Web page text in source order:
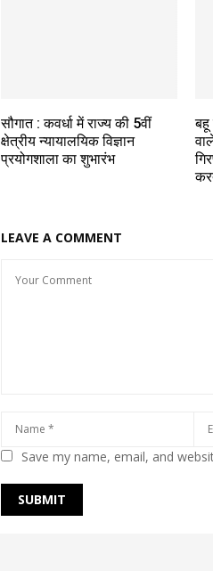
सौगात : कवर्धा में राज्य की 5वीं
क्षेत्रीय न्यायालयिक विज्ञान
प्रयोगशाला का शुभारंभ
बहू
LEAVE A COMMENT
Save my name, email, and